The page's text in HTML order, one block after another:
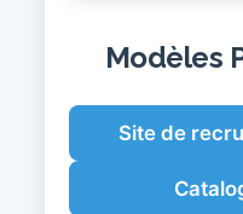
Modèles
Site de